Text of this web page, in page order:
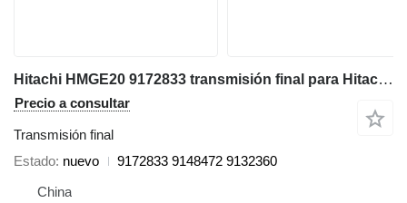
Hitachi HMGE20 9172833 transmisión final para Hitachi EX135USR EX135UR-5 EX135US-5 EX140US-5 excavadora
Precio a consultar
Transmisión final
Estado nuevo
9172833 9148472 9132360
China